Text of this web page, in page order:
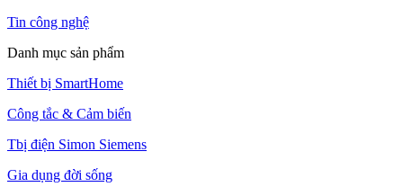
Tin công nghệ
Danh mục sản phẩm
Thiết bị SmartHome
Công tắc & Cảm biến
Tbị điện Simon Siemens
Gia dụng đời sống